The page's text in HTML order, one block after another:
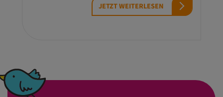
JETZT WEITERLESEN